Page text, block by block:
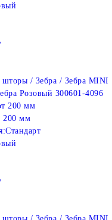
/ Зебра / Зебра MINI
Розовый 300601-4096
200 мм
200 мм
Стандарт